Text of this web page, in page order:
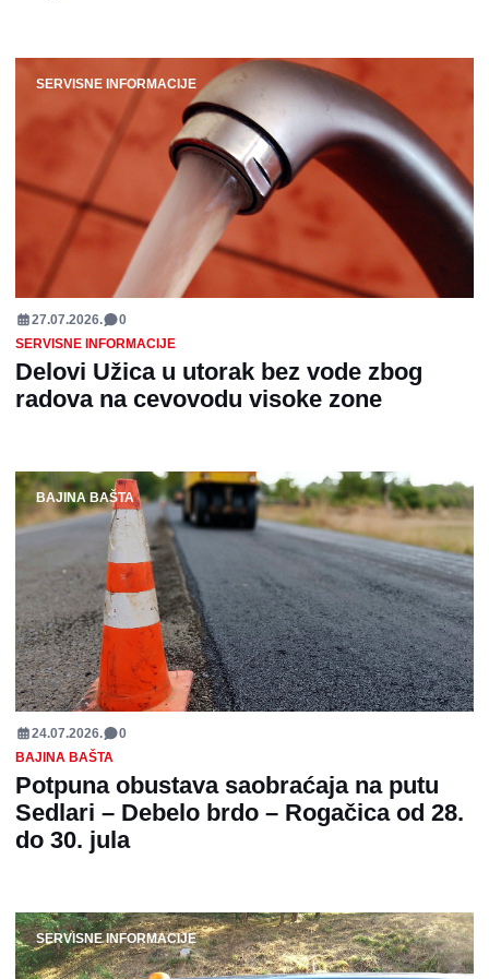
SERVISNE INFORMACIJE
27.07.2026.
0
SERVISNE INFORMACIJE
Delovi Užica u utorak bez vode zbog
radova na cevovodu visoke zone
BAJINA BAŠTA
24.07.2026.
0
BAJINA BAŠTA
Potpuna obustava saobraćaja na putu
Sedlari – Debelo brdo – Rogačica od 28.
do 30. jula
SERVISNE INFORMACIJE